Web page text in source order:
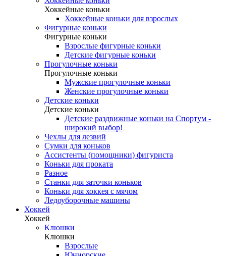
Хоккейные коньки
Хоккейные коньки для взрослых
Фигурные коньки
Фигурные коньки
Взрослые фигурные коньки
Детские фигурные коньки
Прогулочные коньки
Прогулочные коньки
Мужские прогулочные коньки
Женские прогулочные коньки
Детские коньки
Детские коньки
Детские раздвижные коньки на Спортум -
широкий выбор!
Чехлы для лезвий
Сумки для коньков
Ассистенты (помощники) фигуриста
Коньки для проката
Разное
Станки для заточки коньков
Коньки для хоккея с мячом
Ледоуборочные машины
Хоккей
Хоккей
Клюшки
Клюшки
Взрослые